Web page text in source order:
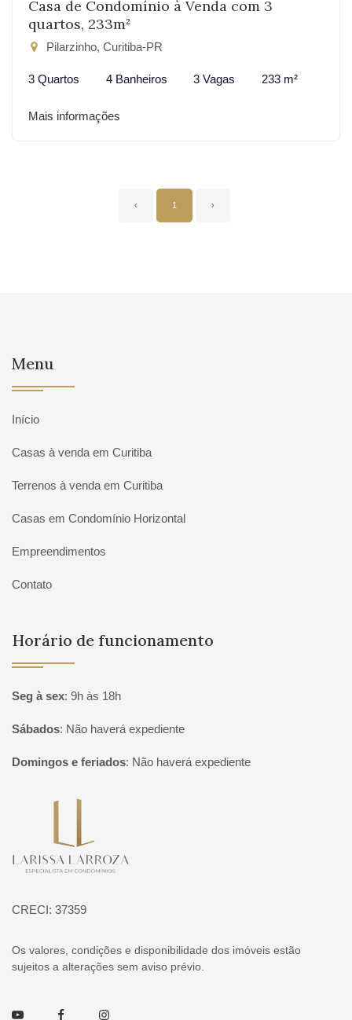
Casa de Condomínio à Venda com 3
quartos, 233m²
Pilarzinho, Curitiba-PR
3 Quartos 4 Banheiros 3 Vagas 233 m²
Mais informações
‹ 1 ›
Menu
Início
Casas à venda em Curitiba
Terrenos à venda em Curitiba
Casas em Condomínio Horizontal
Empreendimentos
Contato
Horário de funcionamento
Seg à sex: 9h às 18h
Sábados: Não haverá expediente
Domingos e feriados: Não haverá expediente
CRECI: 37359
Os valores, condições e disponibilidade dos imóveis estão
sujeitos a alterações sem aviso prévio.
Youtube FacebookInstagram